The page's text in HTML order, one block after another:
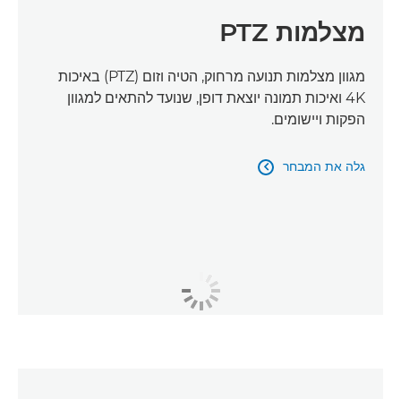
מצלמות PTZ
מגוון מצלמות תנועה מרחוק, הטיה וזום (PTZ) באיכות
4K ואיכות תמונה יוצאת דופן, שנועד להתאים למגוון
הפקות ויישומים.
גלה את המבחר 